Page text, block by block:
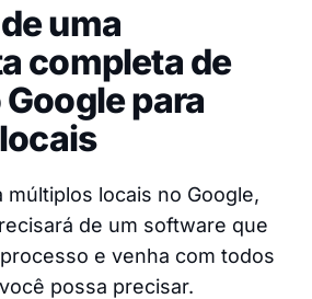
uma
completa de
para
múltiplos locais no Google,
de um software que
e venha com todos
possa precisar.